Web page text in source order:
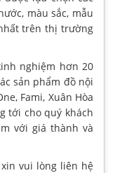
màu sắc, mẫu
trên thị trường
nghiệm hơn 20
sản phẩm đồ nội
Fami, Xuân Hòa
tới cho quý khách
với giá thành và
vui lòng liên hệ